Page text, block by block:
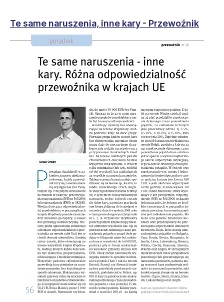
Te same naruszenia, inne kary - Przewoźnik